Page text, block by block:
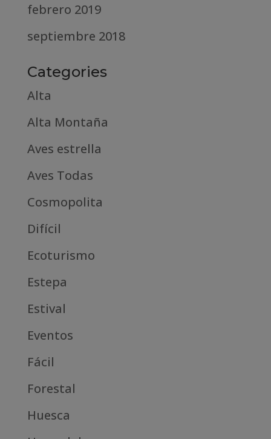
febrero 2019
septiembre 2018
Categories
Alta
Alta Montaña
Aves estrella
Aves Todas
Cosmopolita
Difícil
Ecoturismo
Estepa
Estival
Eventos
Fácil
Forestal
Huesca